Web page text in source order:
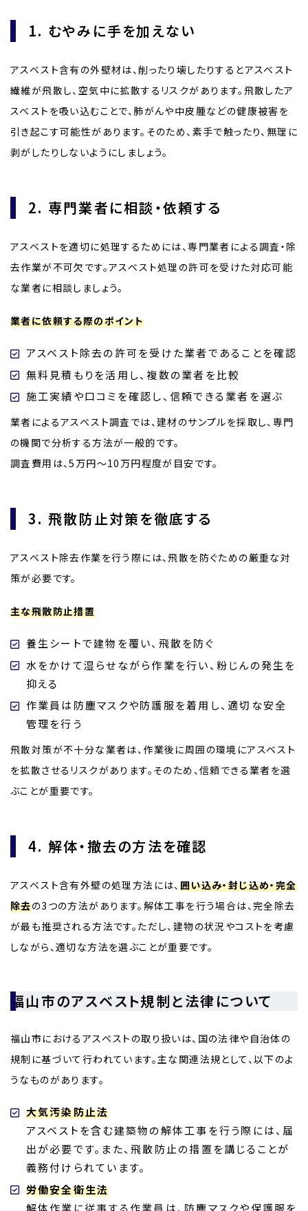
1. むやみに手を加えない
アスベスト含有の外壁材は、削ったり壊したりするとアスベスト
繊維が飛散し、空気中に拡散するリスクがあります。飛散したア
スベストを吸い込むことで、肺がんや中皮腫などの健康被害を
引き起こす可能性があります。そのため、素手で触ったり、無理に
剥がしたりしないようにしましょう。
2. 専門業者に相談・依頼する
アスベストを適切に処理するためには、専門業者による調査・除
去作業が不可欠です。アスベスト処理の許可を受けた対応可能
な業者に相談しましょう。
業者に依頼する際のポイント
アスベスト除去の許可を受けた業者であることを確認
無料見積もりを活用し、複数の業者を比較
施工実績や口コミを確認し、信頼できる業者を選ぶ
業者によるアスベスト調査では、建材のサンプルを採取し、専門
の機関で分析する方法が一般的です。
調査費用は、5万円～10万円程度が目安です。
3. 飛散防止対策を徹底する
アスベスト除去作業を行う際には、飛散を防ぐための厳重な対
策が必要です。
主な飛散防止措置
養生シートで建物を覆い、飛散を防ぐ
水をかけて湿らせながら作業を行い、粉じんの発生を
抑える
作業員は防塵マスクや防護服を着用し、適切な安全
管理を行う
飛散対策が不十分な業者は、作業後に周囲の環境にアスベスト
を拡散させるリスクがあります。そのため、信頼できる業者を選
ぶことが重要です。
4. 解体・撤去の方法を確認
アスベスト含有外壁の処理方法には、 囲い込み・封じ込め・完全
除去の3つの方法があります。解体工事を行う場合は、完全除去
が最も推奨される方法です。ただし、建物の状況やコストを考慮
しながら、適切な方法を選ぶことが重要です。
福山市のアスベスト規制と法律について
福山市におけるアスベストの取り扱いは、国の法律や自治体の
規制に基づいて行われています。主な関連法規として、以下のよ
うなものがあります。
大気汚染防止法
アスベストを含む建築物の解体工事を行う際には、届
出が必要です。また、飛散防止の措置を講じることが
義務付けられています。
労働安全衛生法
解体作業に従事する作業員は、防塵マスクや保護服を